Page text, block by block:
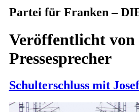
Partei für Franken –
Veröffentlicht von
Pressesprecher
Schulterschluss mit